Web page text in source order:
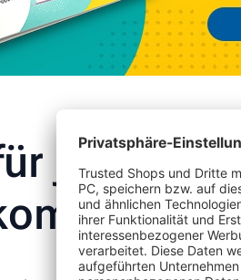
jeden